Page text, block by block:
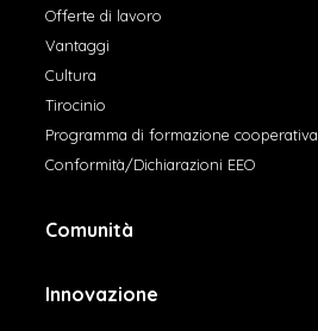
Offerte di lavoro
Vantaggi
Cultura
Tirocinio
Programma di formazione cooperativa
Conformità/Dichiarazioni EEO
Comunità
Innovazione